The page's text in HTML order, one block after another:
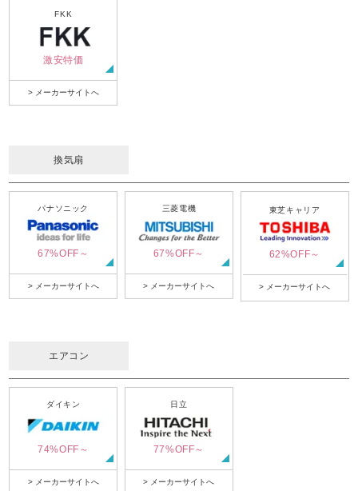
FKK
激安特価
> メーカーサイトへ
換気扇
パナソニック
67%OFF～
> メーカーサイトへ
三菱電機
67%OFF～
> メーカーサイトへ
東芝キャリア
62%OFF～
> メーカーサイトへ
エアコン
ダイキン
74%OFF～
> メーカーサイトへ
日立
77%OFF～
> メーカーサイトへ